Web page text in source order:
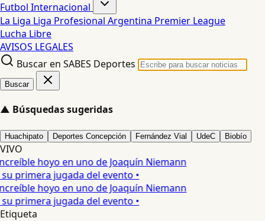
Futbol Internacional
La Liga Liga Profesional Argentina Premier League
Lucha Libre
AVISOS LEGALES
Buscar en SABES Deportes
Buscar
▲ Búsquedas sugeridas
Huachipato Deportes Concepción Fernández Vial UdeC Biobío
VIVO
hoyo en uno de Joaquín Niemann
primera jugada del evento •
hoyo en uno de Joaquín Niemann
primera jugada del evento •
Etiqueta